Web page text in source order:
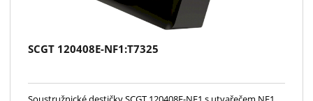
SCGT 120408E-NF1:T7325